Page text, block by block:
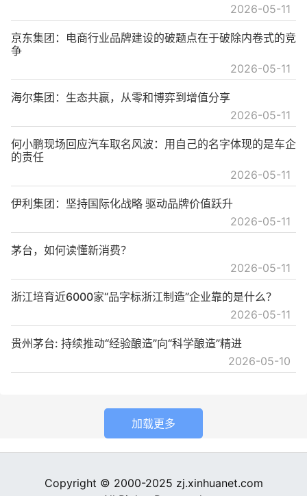
2026-05-11
2026-05-11
京东集团：电商行业品牌建设的破题点在于破除内卷式的竞
争
2026-05-11
海尔集团：生态共赢，从零和博弈到增值分享
2026-05-11
何小鹏现场回应汽车取名风波：用自己的名字体现的是车企
的责任
2026-05-11
伊利集团：坚持国际化战略 驱动品牌价值跃升
2026-05-11
茅台，如何读懂新消费？
2026-05-11
浙江培育近6000家“品字标浙江制造”企业靠的是什么？
2026-05-10
贵州茅台: 持续推动“经验酿造”向“科学酿造”精进
加载更多
Copyright © 2000-2025 zj.xinhuanet.com